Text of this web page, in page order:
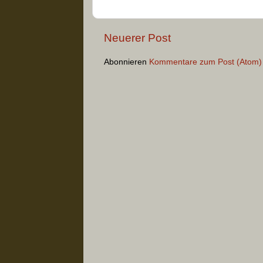
Neuerer Post
Abonnieren Kommentare zum Post (Atom)